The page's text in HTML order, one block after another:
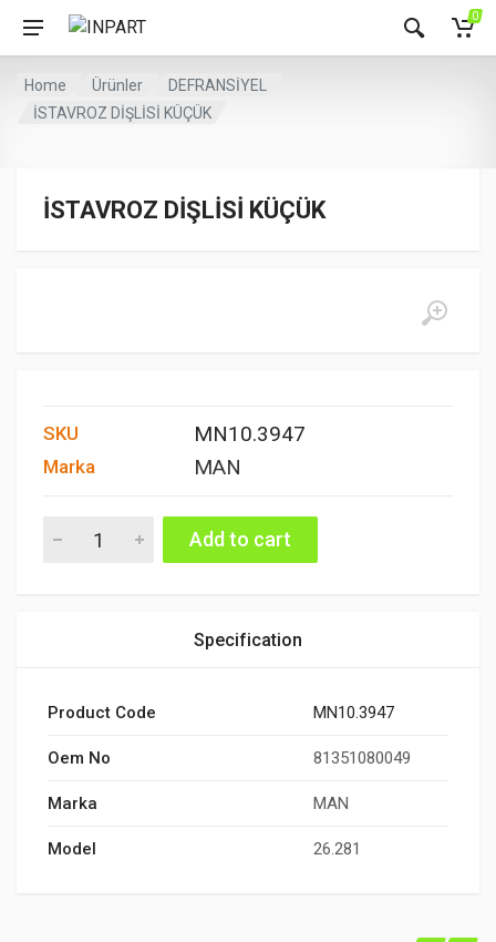
0
Home Ürünler
DEFRANSİYEL
İSTAVROZ DİŞLİSİ KÜÇÜK
İSTAVROZ DİŞLİSİ KÜÇÜK
SKU MN10.3947
Marka MAN
İSTAVROZ DİŞLİSİ KÜÇÜK quantity
Add to cart
Specification
Product Code MN10.3947
Oem No 81351080049
Marka MAN
Model 26.281